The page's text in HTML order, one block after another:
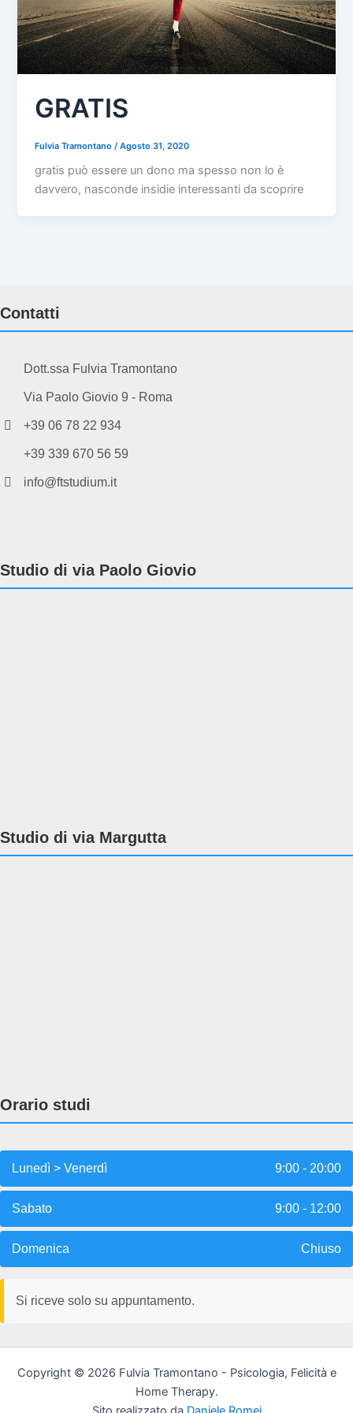
GRATIS
Fulvia Tramontano/Agosto 31, 2020
gratis può essere un dono ma spesso non lo è
davvero, nasconde insidie interessanti da scoprire
Contatti
Dott.ssa Fulvia Tramontano
Via Paolo Giovio 9 - Roma
+39 06 78 22 934
+39 339 670 56 59
info@ftstudium.it
Studio di via Paolo Giovio
Studio di via Margutta
Orario studi
Lunedì > Venerdì 9:00 - 20:00
Sabato 9:00 - 12:00
Domenica Chiuso
Si riceve solo su appuntamento.
Copyright © 2026 Fulvia Tramontano - Psicologia, Felicità e
Home Therapy.